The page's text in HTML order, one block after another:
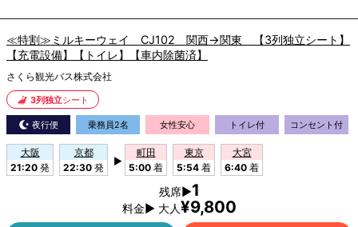
≪特割≫ミルキーウェイ CJ102 関西→関東 【3列独立シート】
【充電設備】【トイレ】【車内除菌済】
さくら観光バス株式会社
3列独立シート
夜行便 乗務員2名 女性安心 トイレ付 コンセント付
大阪
21:20 発
京都
22:30 発
▶
町田
5:00 着
東京
5:54 着
大宮
6:40 着
残席▶1
料金▶ 大人¥9,800